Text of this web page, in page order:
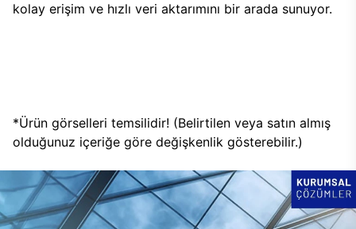
kolay erişim ve hızlı veri aktarımını bir arada sunuyor.
*Ürün görselleri temsilidir! (Belirtilen veya satın almış
olduğunuz içeriğe göre değişkenlik gösterebilir.)